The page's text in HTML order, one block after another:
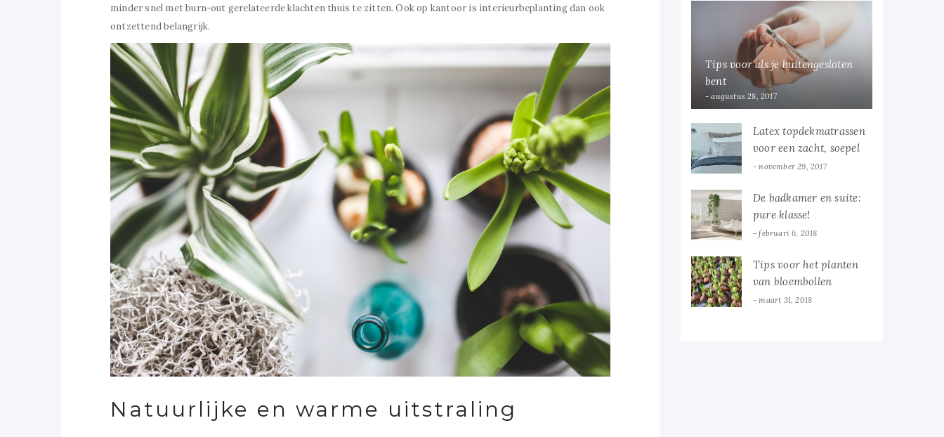
minder snel met burn-out gerelateerde klachten thuis te zitten. Ook op kantoor is interieurbeplanting dan ook
ontzettend belangrijk.
Natuurlijke en warme uitstraling
Tips voor als je buitengesloten
bent
augustus 28, 2017
Latex topdekmatrassen
voor een zacht, soepel
en veerkrachtig
november 29, 2017
De badkamer en suite:
pure klasse!
februari 6, 2018
Tips voor het planten
van bloembollen
maart 31, 2018